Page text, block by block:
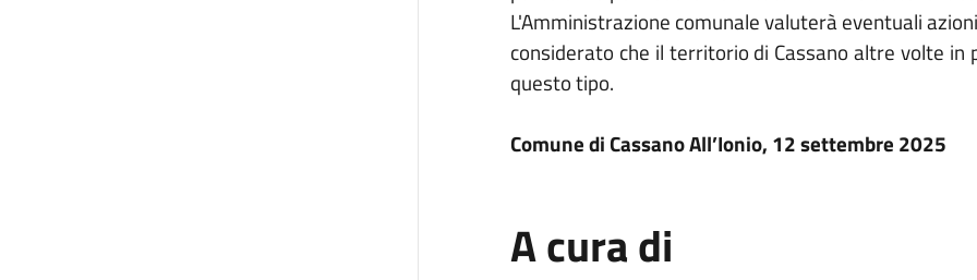
L'Amministrazione comunale valuterà eventuali
considerato che il territorio di Cassano altre volte
questo tipo.
Comune di Cassano All’Ionio, 12 settembre 2025
A cura di